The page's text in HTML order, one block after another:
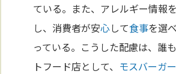
ている。また、アレルギー情報
し、消費者が安心して食事を選
っている。こうした配慮は、誰
トフード店として、 モスバーガー